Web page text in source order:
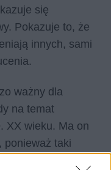
się
Pokazuje to, że
innych, sami
ważny dla
na temat
XX wieku. Ma on
ponieważ taki